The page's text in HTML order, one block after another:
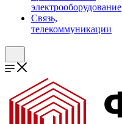
электрооборудование
Связь,
телекоммуникации